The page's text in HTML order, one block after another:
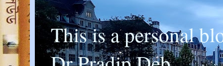
This is a personal